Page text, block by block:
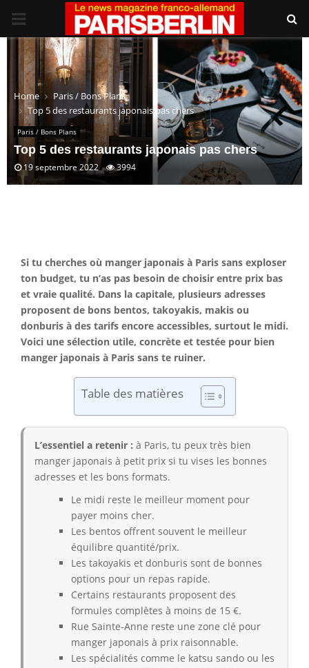
PRIMARY
MENU
Home
Paris / Bons Plans
Top 5 des restaurants japonais pas chers
Paris / Bons Plans
Top 5 des restaurants japonais pas chers
19 septembre 2022 3994
Si tu cherches où manger japonais à Paris sans exploser
ton budget, tu n’as pas besoin de choisir entre prix bas
et vraie qualité. Dans la capitale, plusieurs adresses
proposent de bons bentos, takoyakis, makis ou
donburis à des tarifs encore accessibles, surtout le midi.
Voici une sélection utile, concrète et testée pour bien
manger japonais à Paris sans te ruiner.
Table des matières
L’essentiel a retenir : à Paris, tu peux très bien
manger japonais à petit prix si tu vises les bonnes
adresses et les bons formats.
Le midi reste le meilleur moment pour
payer moins cher.
Les bentos offrent souvent le meilleur
équilibre quantité/prix.
Les takoyakis et donburis sont de bonnes
options pour un repas rapide.
Certains restaurants proposent des
formules complètes à moins de 15 €.
Rue Sainte-Anne reste une zone clé pour
manger japonais à prix raisonnable.
Les spécialités comme le katsu sando ou les